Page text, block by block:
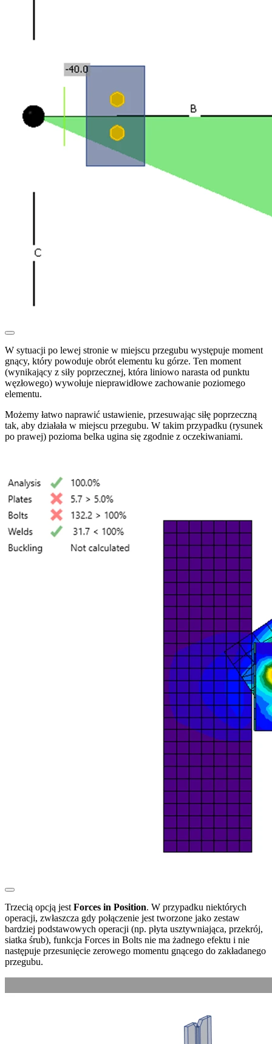
W sytuacji po lewej stronie w miejscu przegubu występuje moment
gnący, który powoduje obrót elementu ku górze. Ten moment
(wynikający z siły poprzecznej, która liniowo narasta od punktu
węzłowego) wywołuje nieprawidłowe zachowanie poziomego
elementu.
Możemy łatwo naprawić ustawienie, przesuwając siłę poprzeczną
tak, aby działała w miejscu przegubu. W takim przypadku (rysunek
po prawej) pozioma belka ugina się zgodnie z oczekiwaniami.
Trzecią opcją jest Forces in Position. W przypadku niektórych
operacji, zwłaszcza gdy połączenie jest tworzone jako zestaw
bardziej podstawowych operacji (np. płyta usztywniająca, przekrój,
siatka śrub), funkcja Forces in Bolts nie ma żadnego efektu i nie
następuje przesunięcie zerowego momentu gnącego do zakładanego
przegubu.